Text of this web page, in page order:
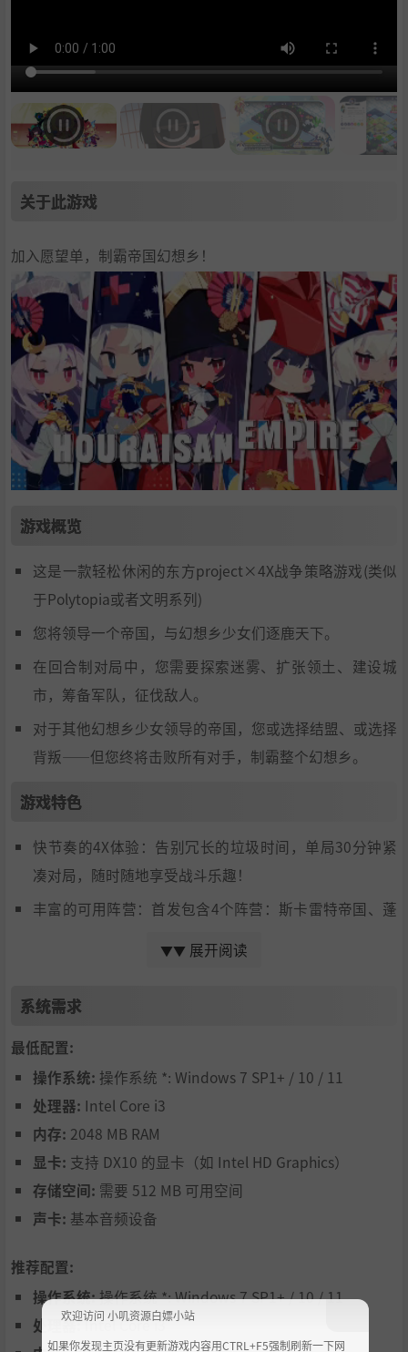
关于此游戏
加入愿望单，制霸帝国幻想乡！
游戏概览
这是一款轻松休闲的东方project×4X战争策略游戏(类似
于Polytopia或者文明系列)
您将领导一个帝国，与幻想乡少女们逐鹿天下。
在回合制对局中，您需要探索迷雾、扩张领土、建设城
市，筹备军队，征伐敌人。
对于其他幻想乡少女领导的帝国，您或选择结盟、或选择
背叛——但您终将击败所有对手，制霸整个幻想乡。
游戏特色
快节奏的4X体验：告别冗长的垃圾时间，单局30分钟紧
凑对局，随时随地享受战斗乐趣！
丰富的可用阵营：首发包含4个阵营：斯卡雷特帝国、蓬
决高下，或者在路人房间中切磋策略！
故事背景
【#1 公主的藏品】
在故事的最开始，这款游戏——《TOHOTOPIA》还只
▼▼ 展开阅读
系统需求
最低配置:
操作系统: 操作系统 *: Windows 7 SP1+ / 10 / 11
处理器: Intel Core i3
内存: 2048 MB RAM
显卡: 支持 DX10 的显卡（如 Intel HD Graphics）
存储空间: 需要 512 MB 可用空间
声卡: 基本音频设备
推荐配置:
操作系统:操作系统 *: Windows 7 SP1+ / 10 / 11
处理器:Intel Core i3
欢迎访问 小叽资源白嫖小站
如果你发现主页没有更新游戏内容用CTRL+F5强制刷新一下网